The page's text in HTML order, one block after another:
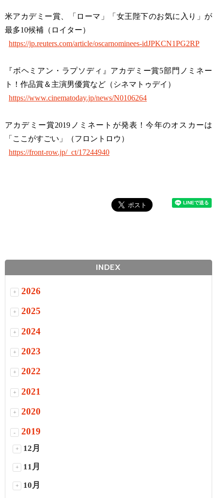
米アカデミー賞、「ローマ」「女王陛下のお気に入り」が
最多10候補（ロイター）
https://jp.reuters.com/article/oscarnominees-idJPKCN1PG2RP
『ボヘミアン・ラプソディ』アカデミー賞5部門ノミネー
ト！作品賞＆主演男優賞など（シネマトゥデイ）
https://www.cinematoday.jp/news/N0106264
アカデミー賞2019ノミネートが発表！今年のオスカーは
「ここがすごい」（フロントロウ）
https://front-row.jp/_ct/17244940
INDEX
+ 2026
+ 2025
+ 2024
+ 2023
+ 2022
+ 2021
+ 2020
- 2019
+ 12月
+ 11月
+ 10月